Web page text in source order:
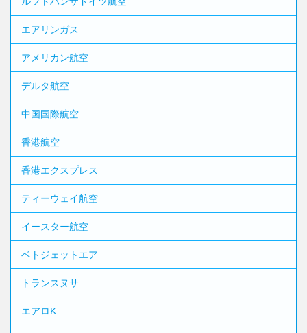
エアリンガス
アメリカン航空
デルタ航空
中国国際航空
香港航空
香港エクスプレス
ティーウェイ航空
イースター航空
ベトジェットエア
トランスヌサ
エアロK